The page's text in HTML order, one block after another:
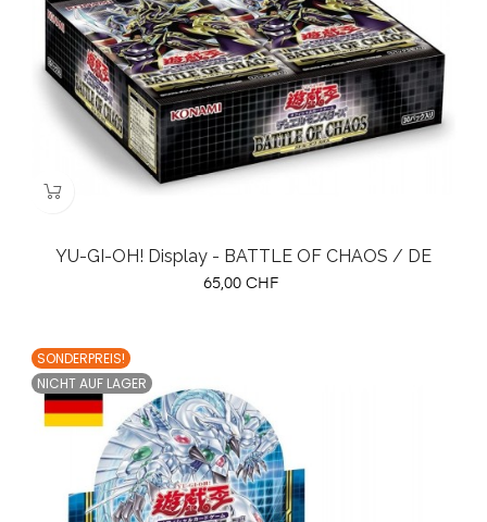
YU-GI-OH! Display - BATTLE OF CHAOS / DE
Preis
65,00 CHF
SONDERPREIS!
NICHT AUF LAGER